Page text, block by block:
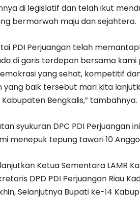
di legislatif dan telah ikut
bermarwah maju dan sejahtera.
PDI Perjuangan telah
di garis terdepan bersama
yang sehat, kompetitif
yang baik tersebut mari kita
Bengkalis,” tambahnya.
syukuran DPC PDI Perjuangan
menepuk tepung tawari 10
Ketua Sementara LAMR
DPD PDI Perjuangan Riau
Selanjutnya Bupati ke-14